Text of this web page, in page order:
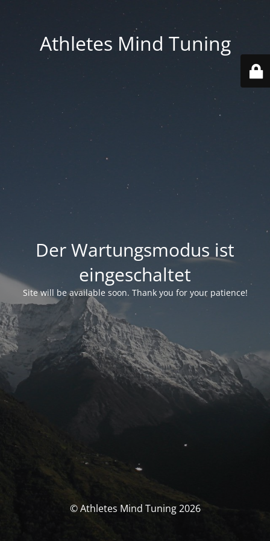
Athletes Mind Tuning
Der Wartungsmodus ist
eingeschaltet
Site will be available soon. Thank you for your patience!
© Athletes Mind Tuning 2026